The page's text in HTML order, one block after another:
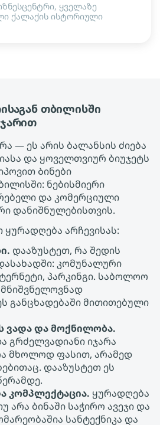
ყველაზე
ქალაქის ისტორიული
თბილისში
— ეს არის ბალანსის ძიება
და ყოველთვიურ ბიუჯეტს
Ბინები
ნებისმიერი
და კომერციული
დანიშნულებისთვის.
არჩევისას:
დააზუსტეთ, რა შედის
კომუნალური
პარკინგი. საბოლოო
განცხადებაში მითითებული
ვადა და მოქნილობა.
გრძელვადიანი იჯარა
მხოლოდ ფასით, არამედ
დააზუსტეთ ეს
კომპლექტაცია. ყურადღება
არა ბინაში საჭირო ავეჯი და
სანტექნიკა და